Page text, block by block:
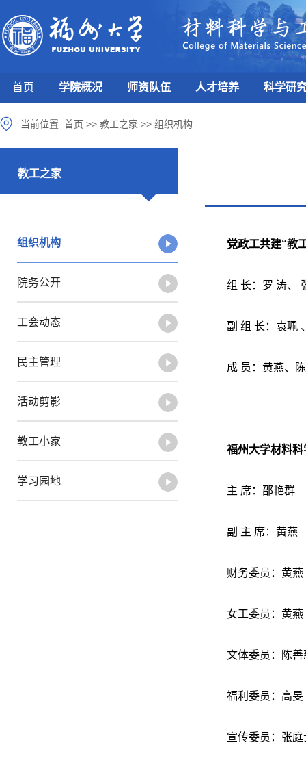
首页 学院概况 师资队伍 人才培养 科学研
当前位置: 首页 >> 教工之家 >> 组织机构
教工之家
组织机构
院务公开
工会动态
民主管理
活动剪影
教工小家
学习园地
党政工共建“教
组 长：罗 涛、
副 组 长：袁珮
成 员：黄燕、
福州大学材料
主 席：邵艳群
副 主 席：黄燕
财务委员：黄燕
女工委员：黄燕
文体委员：陈善
福利委员：高旻
宣传委员：张庭